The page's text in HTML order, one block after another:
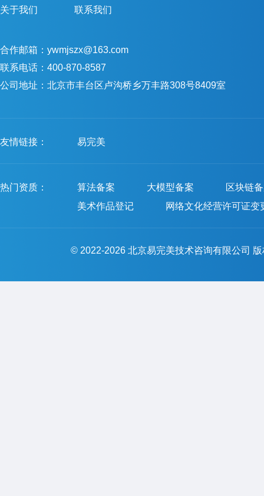
关于我们 联系我们
合作邮箱：ywmjszx@163.com
联系电话：400-870-8587
公司地址：北京市丰台区卢沟桥乡万丰路308号8409室
友情链接： 易完美
热门资质： 算法备案 大模型备案
区块链
美术作品登记
网络文化经营许可证变
© 2022-2026 北京易完美技术咨询有限公司 版